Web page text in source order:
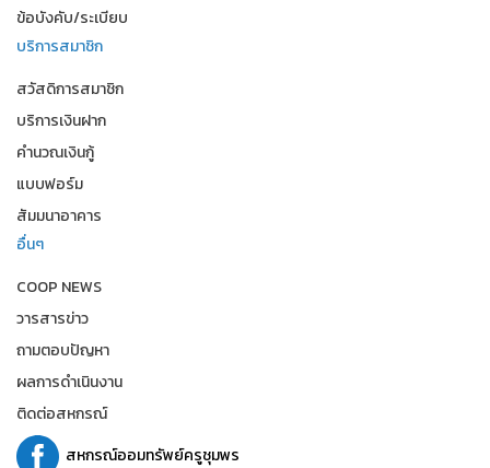
ข้อบังคับ/ระเบียบ
บริการสมาชิก
สวัสดิการสมาชิก
บริการเงินฝาก
คำนวณเงินกู้
แบบฟอร์ม
สัมมนาอาคาร
อื่นๆ
COOP NEWS
วารสารข่าว
ถามตอบปัญหา
ผลการดำเนินงาน
ติดต่อสหกรณ์
สหกรณ์ออมทรัพย์ครูชุมพร